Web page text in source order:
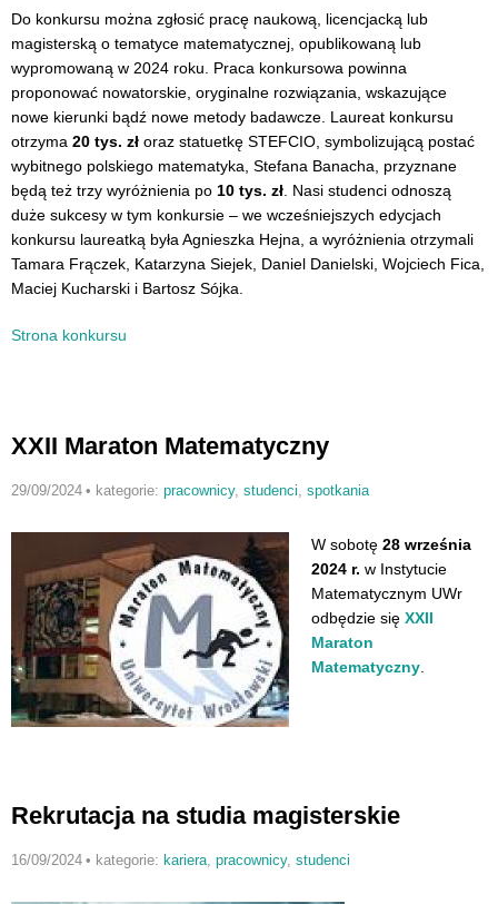
Do konkursu można zgłosić pracę naukową, licencjacką lub
magisterską o tematyce matematycznej, opublikowaną lub
wypromowaną w 2024 roku. Praca konkursowa powinna
proponować nowatorskie, oryginalne rozwiązania, wskazujące
nowe kierunki bądź nowe metody badawcze. Laureat konkursu
otrzyma 20 tys. zł oraz statuetkę STEFCIO, symbolizującą postać
wybitnego polskiego matematyka, Stefana Banacha, przyznane
będą też trzy wyróżnienia po 10 tys. zł . Nasi studenci odnoszą
duże sukcesy w tym konkursie – we wcześniejszych edycjach
konkursu laureatką była Agnieszka Hejna, a wyróżnienia otrzymali
Tamara Frączek, Katarzyna Siejek, Daniel Danielski, Wojciech Fica,
Maciej Kucharski i Bartosz Sójka.
Strona konkursu
XXII Maraton Matematyczny
29/09/2024 • kategorie: pracownicy, studenci, spotkania
W sobotę 28 września
2024 r. w Instytucie
Matematycznym UWr
odbędzie się XXII
Maraton
Matematyczny.
Rekrutacja na studia magisterskie
16/09/2024 • kategorie: kariera, pracownicy, studenci